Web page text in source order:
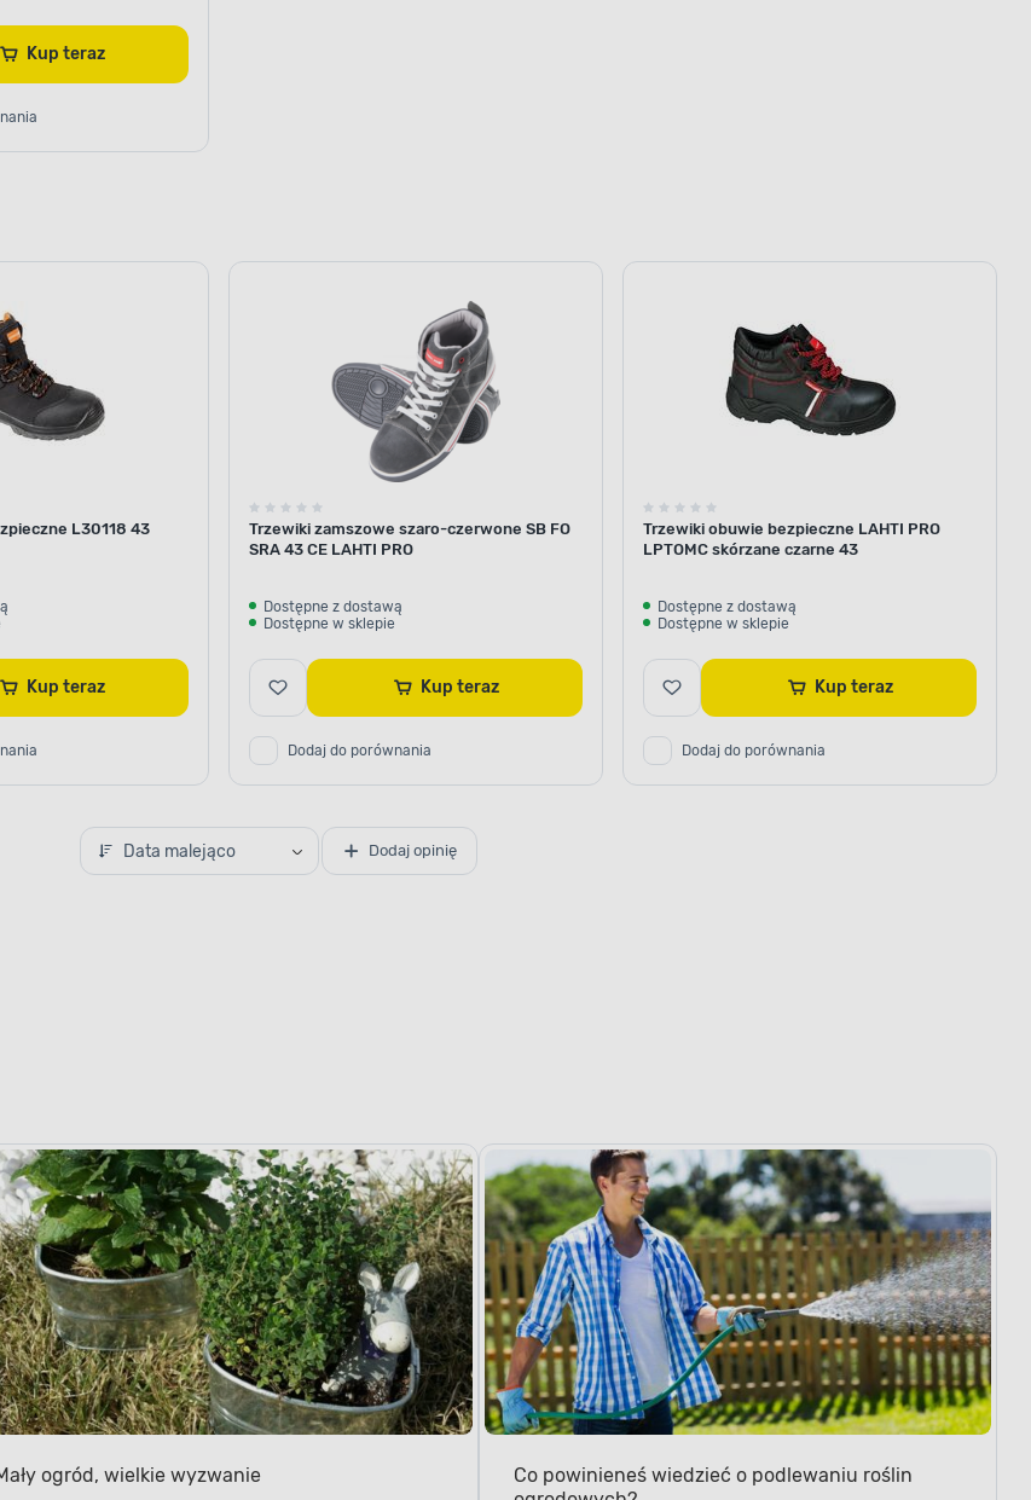
Kup teraz
L30118 43
Kup teraz
Trzewiki zamszowe szaro-czerwone SB FO
SRA 43 CE LAHTI PRO
Dostępne z dostawą
Dostępne w sklepie
Kup teraz
Dodaj do porównania
Trzewiki obuwie bezpieczne LAHTI PRO
LPTOMC skórzane czarne 43
Dostępne z dostawą
Dostępne w sklepie
Kup teraz
Dodaj do porównania
Data malejąco Dodaj opinię
ogród, wielkie wyzwanie
Co powinieneś wiedzieć o podlewaniu roślin